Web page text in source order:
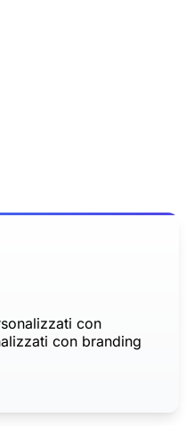
con
con branding